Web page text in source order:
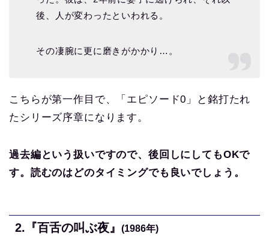
後、人が変わったといわれる。
その凄腕に更に磨きがかかり…。
こちらが第一作目で、「エピソード0」と銘打たれ
たシリーズ序章になります。
過去編という扱いですので、後回しにしてもOKで
す。読むのはどのタイミングでも良いでしょう。
2.『百舌の叫ぶ夜』 (1986年)